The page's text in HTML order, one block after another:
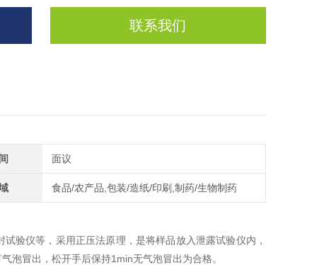
联系我们
面议
食品/农产品,包装/造纸/印刷,制药/生物制药
验仪等，采用正压法原理，是将样品放入泄露试验仪内，
泡冒出，松开手后保持1min无气泡冒出为合格。